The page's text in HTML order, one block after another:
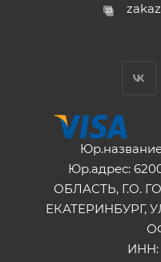
Юр.адрес:
ОБЛАСТЬ, Г.О.
ЕКАТЕРИНБУРГ,
ИНН: